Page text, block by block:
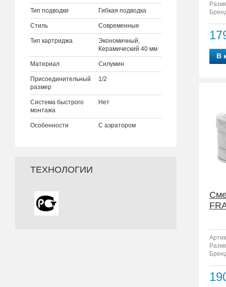
Тип подводки Гибкая подводка
Стиль Современные
Тип картриджа
Экономичный,
Керамический 40 мм
Материал Силумин
Присоединительный
размер
1/2
Система быстрого
монтажа
Нет
Особенности С аэратором
ТЕХНОЛОГИИ
В